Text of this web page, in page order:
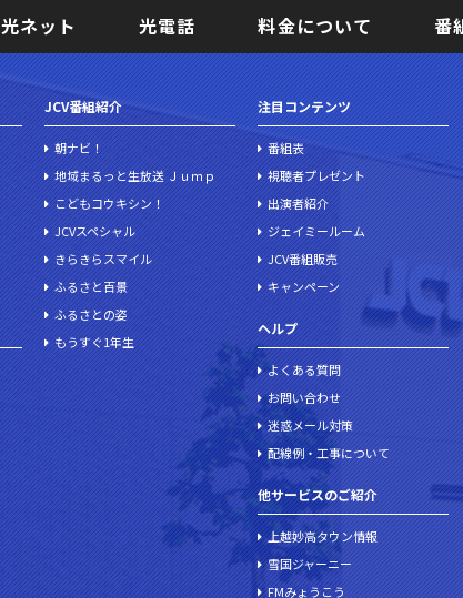
光ネット 光電話 料金について 番
JCV番組紹介
朝ナビ！
地域まるっと生放送 Ｊｕｍｐ
こどもコウキシン！
JCVスペシャル
きらきらスマイル
ふるさと百景
ふるさとの姿
もうすぐ1年生
注目コンテンツ
番組表
視聴者プレゼント
出演者紹介
ジェイミールーム
JCV番組販売
キャンペーン
ヘルプ
よくある質問
お問い合わせ
迷惑メール対策
配線例・工事について
他サービスのご紹介
上越妙高タウン情報
雪国ジャーニー
FMみょうこう